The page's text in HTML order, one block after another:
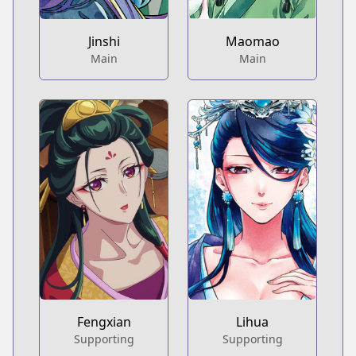
Jinshi
Main
Maomao
Main
Fengxian
Supporting
Lihua
Supporting